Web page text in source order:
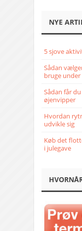
NYE
5 sjove
Sådan
bruge
Sådan får
øjenvipper
Hvordan
udvikle sig
Køb det
i julegave